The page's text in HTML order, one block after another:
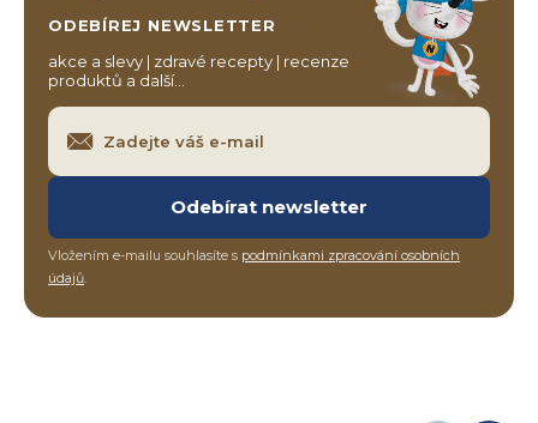
ODEBÍREJ NEWSLETTER
akce a slevy | zdravé recepty | recenze
produktů a další…
Odebírat newsletter
Vložením e-mailu souhlasíte s podmínkami zpracování osobních
údajů.